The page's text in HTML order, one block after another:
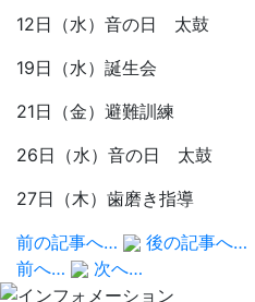
12日（水）音の日 太鼓
19日（水）誕生会
21日（金）避難訓練
26日（水）音の日 太鼓
27日（木）歯磨き指導
前の記事へ…
後の記事へ…
前へ…
次へ…